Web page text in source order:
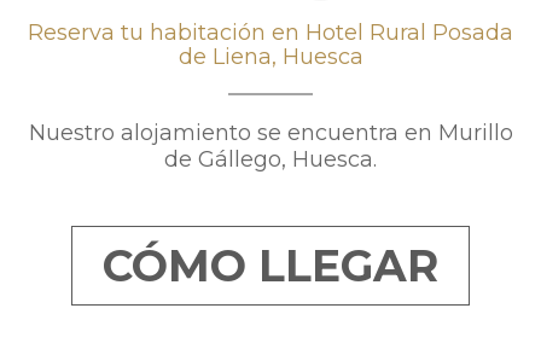
Reserva tu habitación en Hotel Rural Posada
de Liena, Huesca
Nuestro alojamiento se encuentra en Murillo
de Gállego, Huesca.
CÓMO LLEGAR